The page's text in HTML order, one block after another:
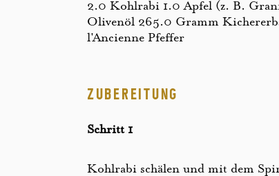
2.0 Kohlrabi 1.0 Apfel (z. B.
Olivenöl 265.0 Gramm
l'Ancienne Pfeffer
ZUBEREITUNG
Schritt 1
Kohlrabi schälen und mit dem